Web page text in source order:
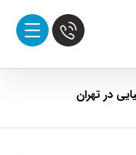
در تهران